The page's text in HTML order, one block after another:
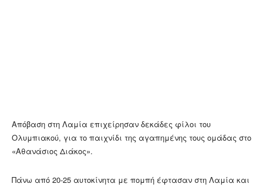
Απόβαση στη Λαμία επιχείρησαν δεκάδες φίλοι του
Ολυμπιακού, για το παιχνίδι της αγαπημένης τους ομάδας στο
«Αθανάσιος Διάκος».
Πάνω από 20-25 αυτοκίνητα με πομπή έφτασαν στη Λαμία και